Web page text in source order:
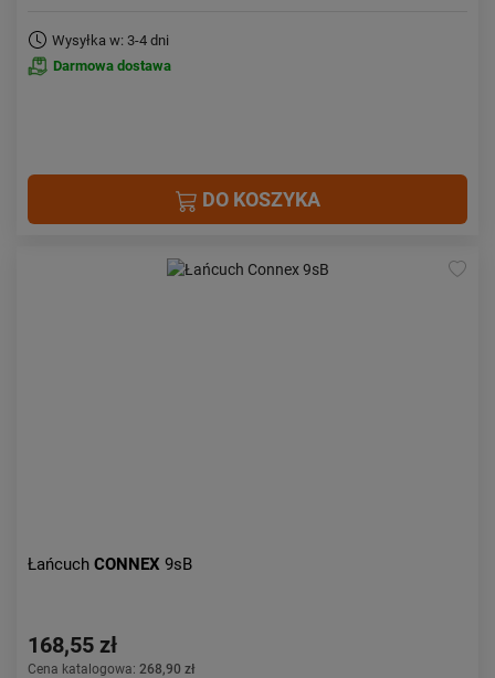
Wysyłka w: 3-4 dni
Darmowa dostawa
DO KOSZYKA
Łańcuch CONNEX 9sB
168,55 zł
Cena katalogowa: 268,90 zł